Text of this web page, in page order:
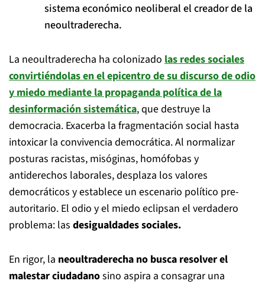
sistema económico neoliberal el creador de la
neoultraderecha.
La neoultraderecha ha colonizado las redes sociales
convirtiéndolas en el epicentro de su discurso de odio
y miedo mediante la propaganda política de la
desinformación sistemática, que destruye la
democracia. Exacerba la fragmentación social hasta
intoxicar la convivencia democrática. Al normalizar
posturas racistas, misóginas, homófobas y
antiderechos laborales, desplaza los valores
democráticos y establece un escenario político pre-
autoritario. El odio y el miedo eclipsan el verdadero
problema: las desigualdades sociales.
En rigor, la neoultraderecha no busca resolver el
malestar ciudadanosino aspira a consagrar una